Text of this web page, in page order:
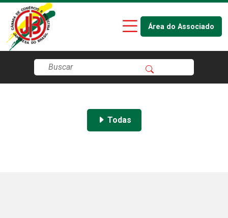
Área do Associado
Todas